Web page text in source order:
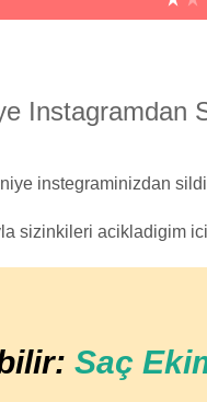
Instagramdan
instegraminizdan
sizinkileri acikladigim
Saç